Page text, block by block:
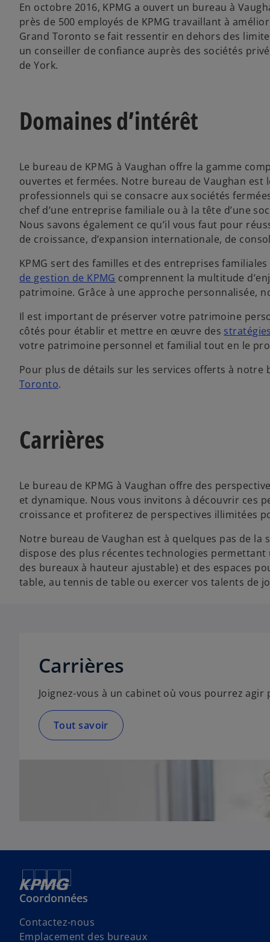
En octobre 2016, KPMG a ouvert un bureau à
près de 500 employés de KPMG travaillant à
Grand Toronto se fait ressentir en dehors des
un conseiller de confiance auprès des sociétés
de York.
Domaines d’intérêt
Le bureau de KPMG à Vaughan offre la gamme
ouvertes et fermées. Notre bureau de Vaughan est
professionnels qui se consacre aux sociétés
chef d’une entreprise familiale ou à la tête d’une
Nous savons également ce qu’il vous faut pour
de croissance, d’expansion internationale, de
KPMG sert des familles et des entreprises
de gestion de KPMG comprennent la multitude
patrimoine. Grâce à une approche personnalisée,
Il est important de préserver votre patrimoine
côtés pour établir et mettre en œuvre des
votre patrimoine personnel et familial tout en le
Pour plus de détails sur les services offerts à
Toronto.
Carrières
Le bureau de KPMG à Vaughan offre des
et dynamique. Nous vous invitons à découvrir ces
croissance et profiterez de perspectives illimitées
Notre bureau de Vaughan est à quelques pas de
dispose des plus récentes technologies
des bureaux à hauteur ajustable) et des espaces
table, au tennis de table ou exercer vos talents de
Carrières
Joignez-vous à un cabinet où vous pourrez
Tout savoir
Coordonnées
Contactez-nous
Emplacement des bureaux